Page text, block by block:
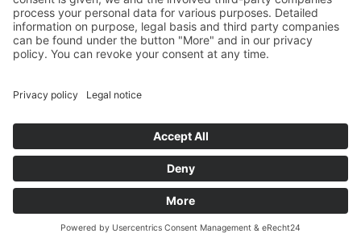
Wildbrettfahrt
Zittau Narrow-Gauge Railway – Zittauer Schmalspurbahn
more
technologies to integrate certain features. When you click the
"Accept All" button, these features are enabled (consent).
After consent is given, we and the involved third-party
companies process your personal data for various purposes.
companies can be found under the button "More" and in our
DENY ACCEPT MORE
Legal notice Privacy policy